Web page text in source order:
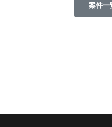
案件一